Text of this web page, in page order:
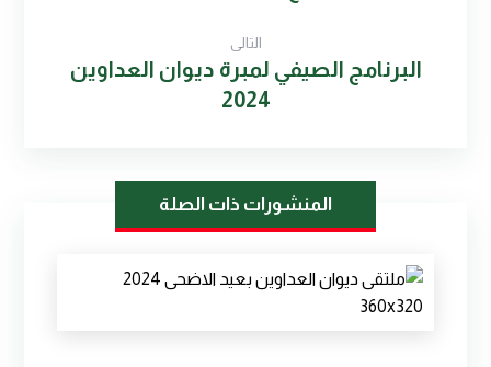
التالى
البرنامج الصيفي لمبرة ديوان العداوين
2024
المنشورات ذات الصلة